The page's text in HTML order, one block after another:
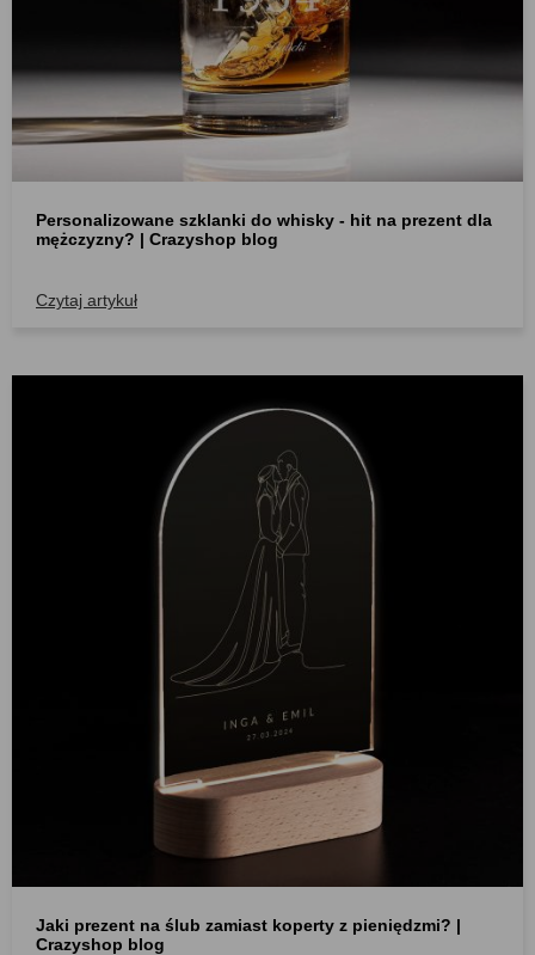
Personalizowane szklanki do whisky - hit na prezent dla
mężczyzny? | Crazyshop blog
Czytaj artykuł
Jaki prezent na ślub zamiast koperty z pieniędzmi? |
Crazyshop blog